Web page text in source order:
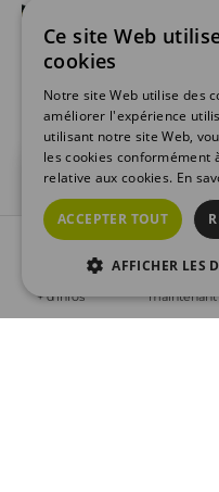
+ d'infos
maintenant
100% automatique
Du contenu publié
semaine sur vos pages ​
Ce site Web
cookies
Notre site Web utilise des
améliorer l'expérience
utilisant notre site Web,
les cookies conformément
relative aux cookies. En
ACCEPTER TOUT
AFFICHER LES